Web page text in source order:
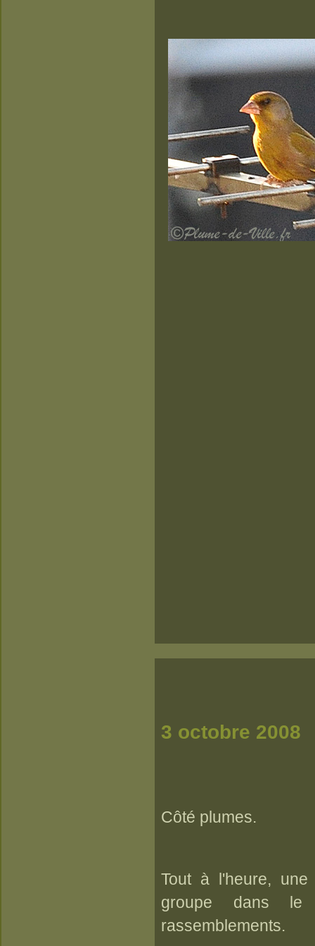
3 octobre 2008
Côté plumes.
Tout à l'heure,
groupe dans le
rassemblements.